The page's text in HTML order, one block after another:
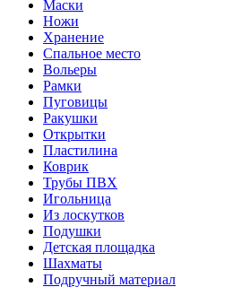
Маски
Ножи
Хранение
Спальное место
Вольеры
Рамки
Пуговицы
Ракушки
Открытки
Пластилина
Коврик
Трубы ПВХ
Игольница
Из лоскутков
Подушки
Детская площадка
Шахматы
Подручный материал